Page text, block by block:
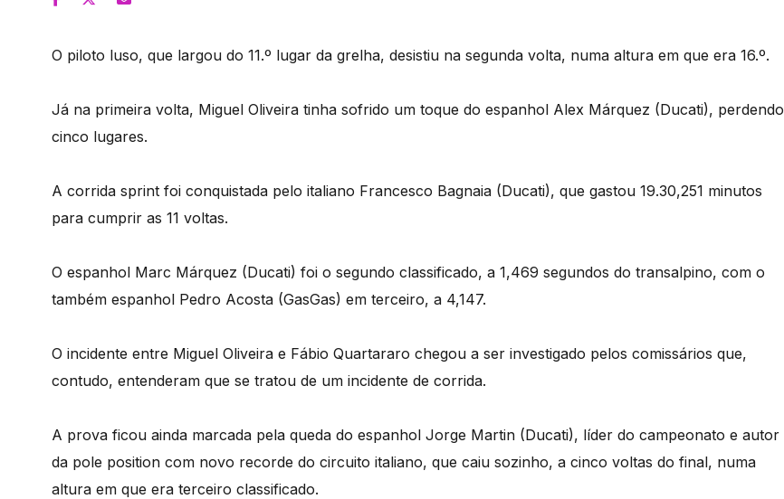
O piloto luso, que largou do 11.º lugar da grelha, desistiu na segunda volta, numa altura em que era 16.º.
Já na primeira volta, Miguel Oliveira tinha sofrido um toque do espanhol Alex Márquez (Ducati), perdendo
cinco lugares.
A corrida sprint foi conquistada pelo italiano Francesco Bagnaia (Ducati), que gastou 19.30,251 minutos
para cumprir as 11 voltas.
O espanhol Marc Márquez (Ducati) foi o segundo classificado, a 1,469 segundos do transalpino, com o
também espanhol Pedro Acosta (GasGas) em terceiro, a 4,147.
O incidente entre Miguel Oliveira e Fábio Quartararo chegou a ser investigado pelos comissários que,
contudo, entenderam que se tratou de um incidente de corrida.
A prova ficou ainda marcada pela queda do espanhol Jorge Martin (Ducati), líder do campeonato e autor
da pole position com novo recorde do circuito italiano, que caiu sozinho, a cinco voltas do final, numa
altura em que era terceiro classificado.